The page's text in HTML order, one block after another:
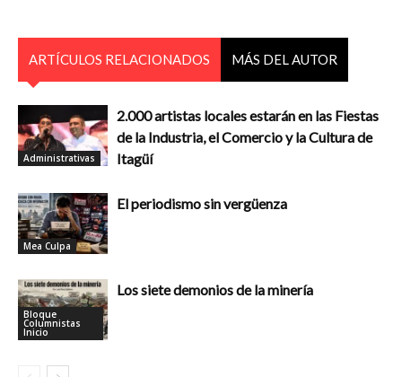
ARTÍCULOS RELACIONADOS MÁS DEL AUTOR
Administrativas
2.000 artistas locales estarán en las Fiestas
de la Industria, el Comercio y la Cultura de
Itagüí
Mea Culpa
El periodismo sin vergüenza
Bloque
Columnistas
Inicio
Los siete demonios de la minería